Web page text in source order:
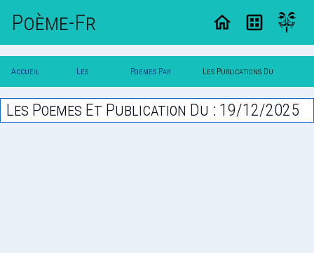
Poème-Fr
Accueil
Poesie
Les
Poesies
Poemes Par Les Publications Du
19/12/2025
Les Poemes Et Publication Du : 19/12/2025